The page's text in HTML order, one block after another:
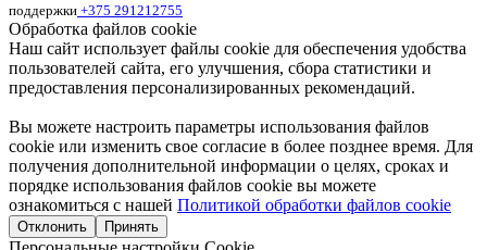
поддержки +375 291212755
Обработка файлов cookie
Наш сайт использует файлы cookie для обеспечения удобства
пользователей сайта, его улучшения, сбора статистики и
предоставления персонализированных рекомендаций.
Вы можете настроить параметры использования файлов
cookie или изменить свое согласие в более позднее время. Для
получения дополнительной информации о целях, сроках и
порядке использования файлов cookie вы можете
ознакомиться с нашей Политикой обработки файлов cookie
Отклонить Принять